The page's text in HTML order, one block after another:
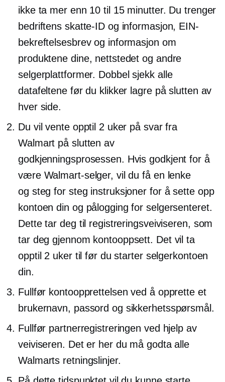
ikke ta mer enn 10 til 15 minutter. Du trenger
bedriftens skatte-ID og informasjon, EIN-
bekreftelsesbrev og informasjon om
produktene dine, nettstedet og andre
selgerplattformer. Dobbel sjekkalle
datafeltene før du klikker lagre på slutten av
hver side.
Du vil vente opptil 2 uker på svar fra
Walmart på slutten av
godkjenningsprosessen. Hvis godkjent for å
være Walmart-selger, vil du få en lenke
og steg for steg instruksjoner for å sette opp
kontoen din og pålogging for selgersenteret.
Dette tar deg til registreringsveiviseren, som
tar deg gjennom kontooppsett. Det vil ta
opptil 2 uker til før du starter selgerkontoen
din.
Fullfør kontoopprettelsen ved å opprette et
brukernavn, passord og sikkerhetsspørsmål.
Fullfør partnerregistreringen ved hjelp av
veiviseren. Det er her du må godta alle
Walmarts retningslinjer.